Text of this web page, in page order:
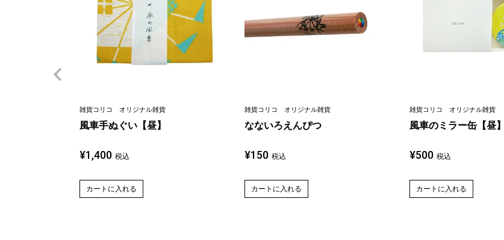
雑貨コリコ オリジナル雑貨
風車手ぬぐい【昼】
¥1,400 税込
カートに入れる
雑貨コリコ オリジナル雑貨
なないろえんぴつ
¥150 税込
カートに入れる
雑貨コリコ オリジナル雑貨
風車のミラー缶【昼】
¥500 税込
カートに入れる